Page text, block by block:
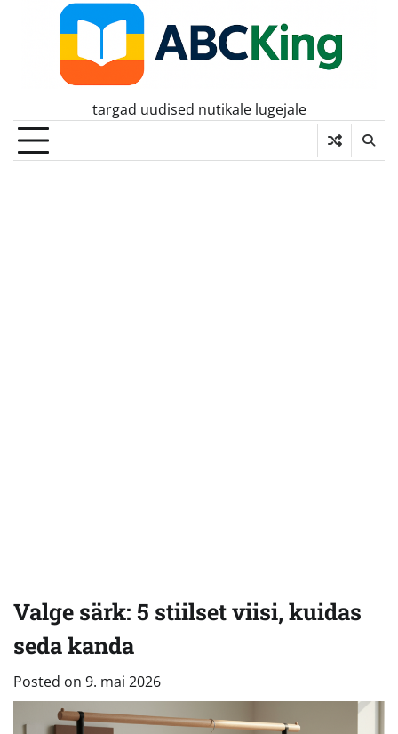
targad uudised nutikale lugejale
Valge särk: 5 stiilset viisi, kuidas
seda kanda
Posted on 9. mai 2026